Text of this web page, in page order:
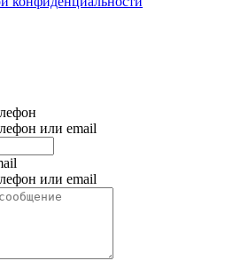
или email
или email